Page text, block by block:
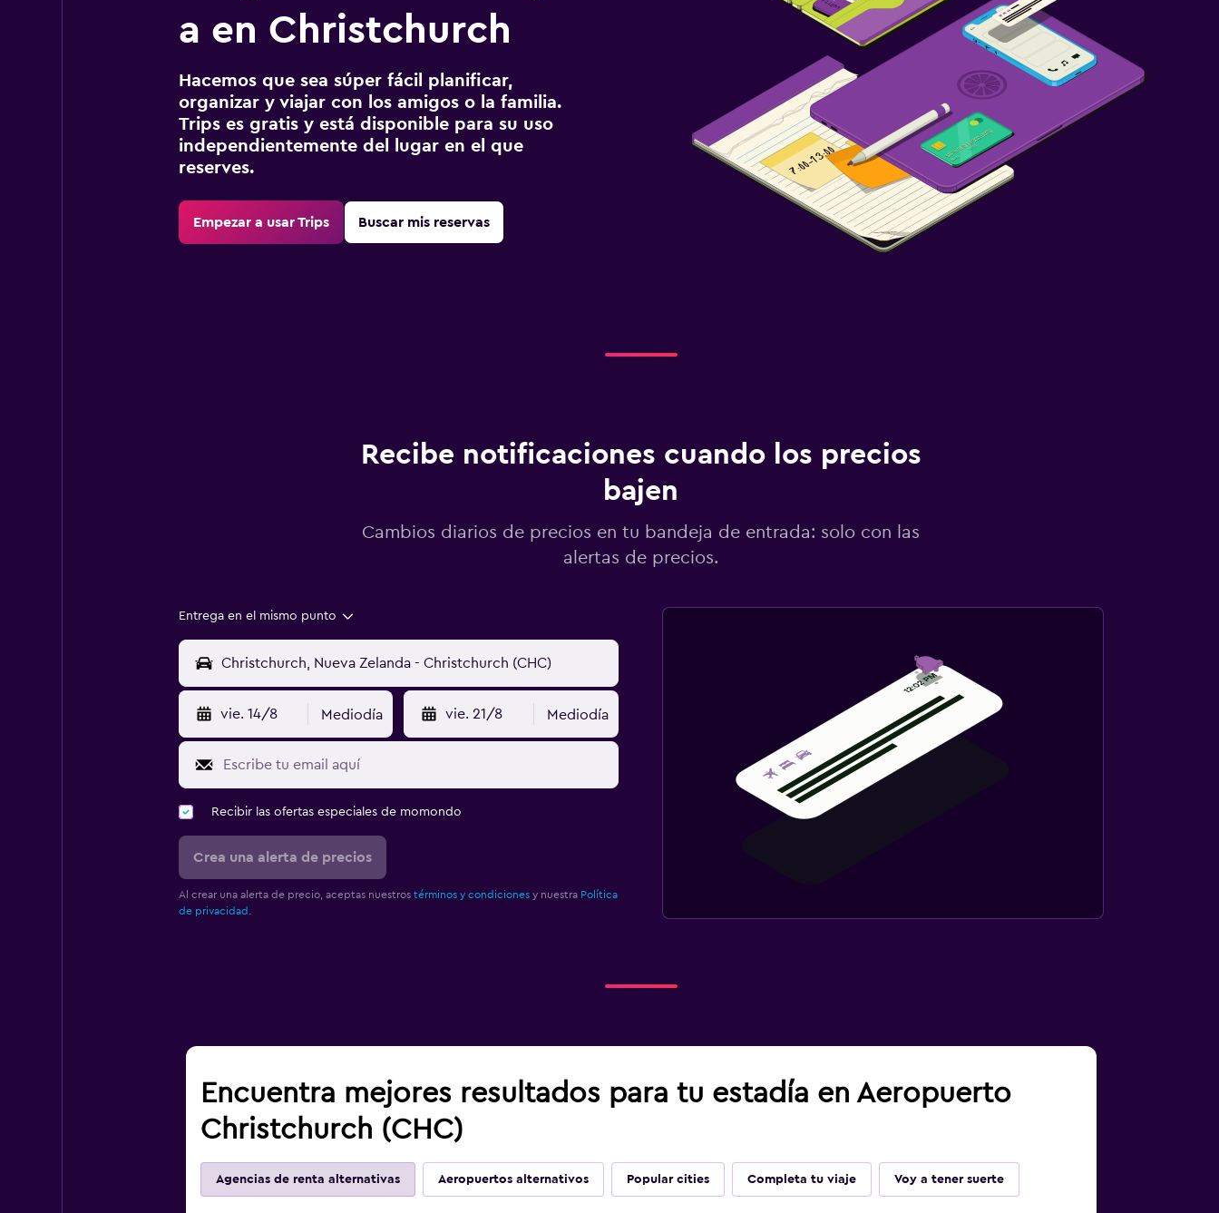
a en Christchurch
Hacemos que sea súper fácil planificar,
organizar y viajar con los amigos o la familia.
Trips es gratis y está disponible para su uso
independientemente del lugar en el que
reserves.
Empezar a usar Trips Buscar mis reservas
Recibe notificaciones cuando los precios
bajen
Cambios diarios de precios en tu bandeja de entrada: solo con las
alertas de precios.
Entrega en el mismo punto
vie. 14/8 Mediodía vie. 21/8 Mediodía
Recibir las ofertas especiales de momondo
Crea una alerta de precios
Al crear una alerta de precio, aceptas nuestros términos y condicionesy nuestra Política
de privacidad.
Encuentra mejores resultados para tu estadía en Aeropuerto
Christchurch (CHC)
Agencias de renta alternativas Aeropuertos alternativos Popular cities Completa tu viaje Voy a tener suerte